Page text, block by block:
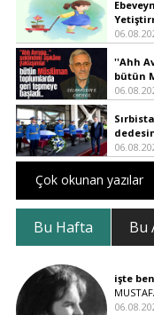
''Ahh
bütün
Çok okunan yazılar
Bu Hafta Bu
işte